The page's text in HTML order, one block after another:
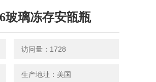
玻璃冻存安瓿瓶
访问量：1728
生产地址：美国